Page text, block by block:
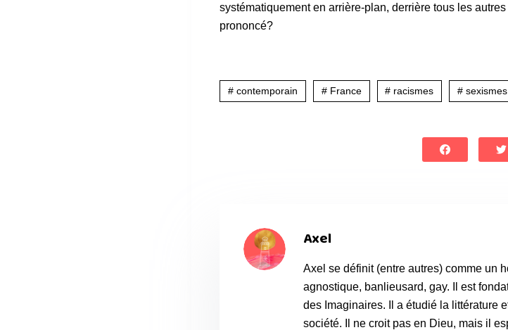
systématiquement en arrière-plan, derrière tous les
prononcé?
# contemporain # France # racismes # sexismes
Axel
Axel se définit (entre autres) comme un
agnostique, banlieusard, gay. Il est
des Imaginaires. Il a étudié la littérature
société. Il ne croit pas en Dieu, mais il